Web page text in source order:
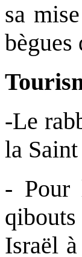
sa
bègues
-Le
la
- Pour
Israël